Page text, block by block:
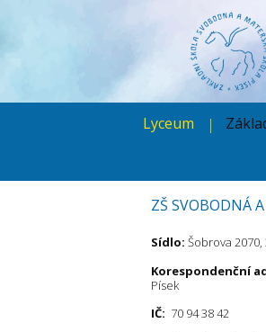
Lyceum
ZŠ SVOBODNÁ
Sídlo: Šobrova 2070,
Korespondenční
Písek
IČ: 70 94 38 42